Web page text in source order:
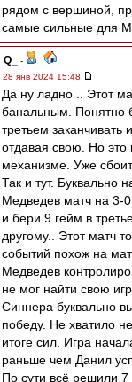
рядом с вершиной,
самые сильные для
Q_
-
28 янв 2024 15:48
Да ну ладно .. Этот
банальным. Понятно
третьем заканчивать
отдавая свою. Но
механизме. Уже
Так и тут. Буквально
Медведев матч на 3-
и бери 9 гейм в
другому.. Этот матч
событий похож на
Медведев
не мог найти свою
Синнера буквально
победу. Не хватило
итоге сил. Игра
раньше чем Данил
По сути всё решили 7